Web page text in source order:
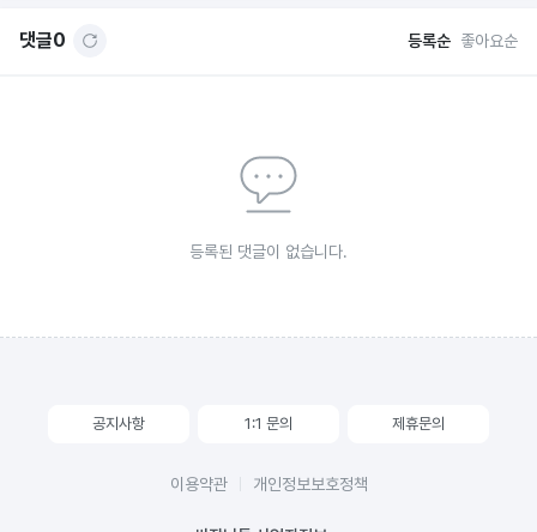
댓글0 등록순 좋아요순
등록된 댓글이 없습니다.
공지사항 1:1 문의 제휴문의
이용약관 개인정보보호정책